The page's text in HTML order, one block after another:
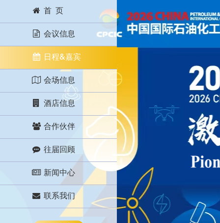
首 页
会议信息
日程&嘉宾
会场信息
酒店信息
合作伙伴
往届回顾
新闻中心
联系我们